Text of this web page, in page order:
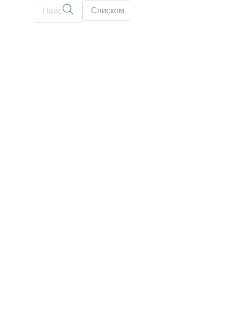
Списком